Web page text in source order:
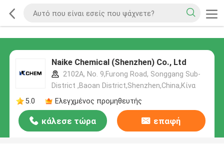
Naike Chemical (Shenzhen) Co., Ltd
2102A, No. 9,Furong Road, Songgang Sub-
District ,Baoan District,Shenzhen,China,Κίνα
5.0
Ελεγχμένος προμηθευτής
κάλεσε τώρα επαφή